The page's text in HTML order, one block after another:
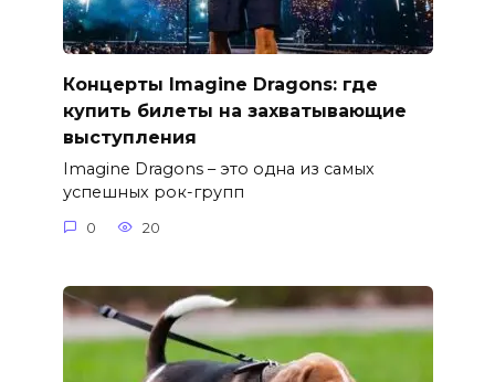
Концерты Imagine Dragons: где
купить билеты на захватывающие
выступления
Imagine Dragons – это одна из самых
успешных рок-групп
0 20